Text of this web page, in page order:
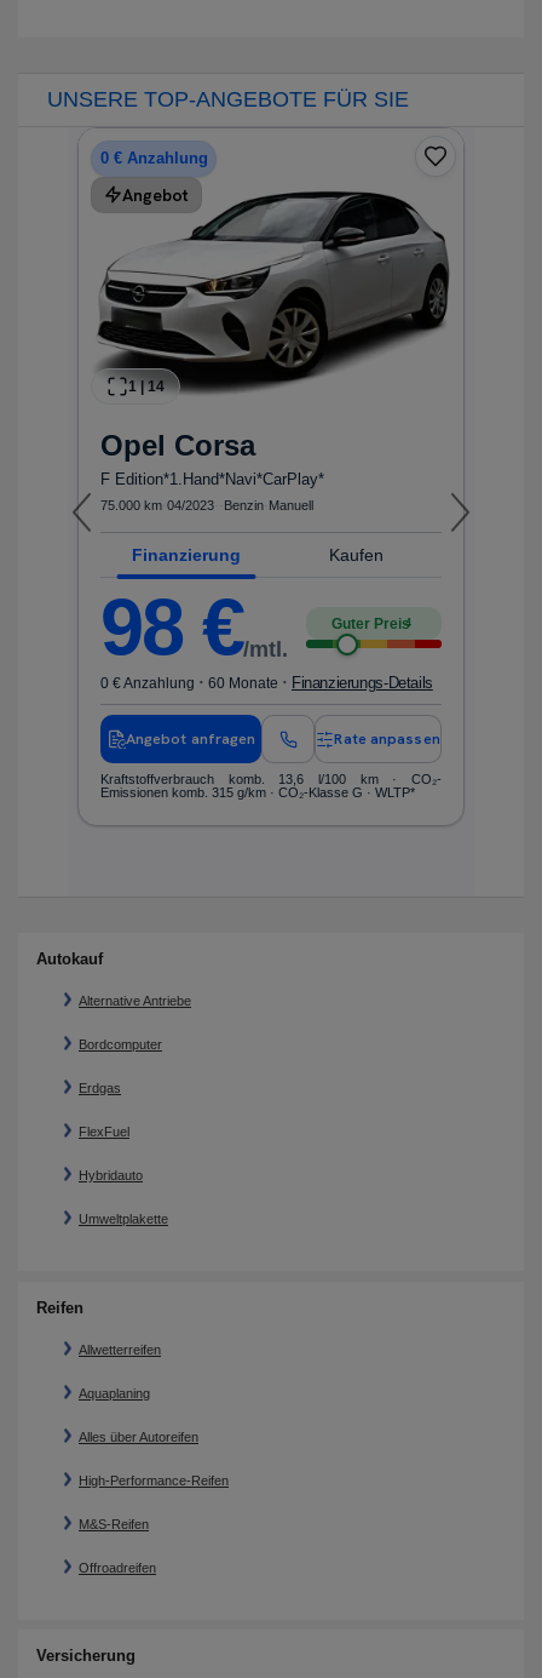
UNSERE TOP-ANGEBOTE FÜR SIE
0 € Anzahlung
Angebot
1|14
Opel Corsa
F Edition*1.Hand*Navi*CarPlay*
75.000 km 04/2023 Benzin Manuell
Finanzierung Kaufen
98 €/mtl.
Guter Preis4
0 € Anzahlung · 60 Monate · Finanzierungs-Details
Angebot anfragen Rate anpassen
Kraftstoffverbrauch komb. 13,6 l/100 km · CO₂-
Emissionen komb. 315 g/km · CO₂-Klasse G · WLTP*
Autokauf
Alternative Antriebe
Bordcomputer
Erdgas
FlexFuel
Hybridauto
Umweltplakette
Reifen
Allwetterreifen
Aquaplaning
Alles über Autoreifen
High-Performance-Reifen
M&S-Reifen
Offroadreifen
Versicherung